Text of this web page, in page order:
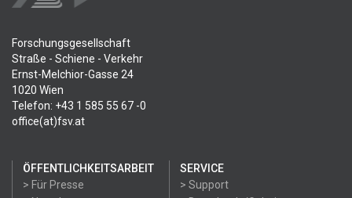
Forschungsgesellschaft
Straße - Schiene - Verkehr
Ernst-Melchior-Gasse 24
1020 Wien
Telefon: +43 1 585 55 67 -0
office(at)fsv.at
ÖFFENTLICHKEITSARBEIT
> Für Presse
SERVICE
> Support